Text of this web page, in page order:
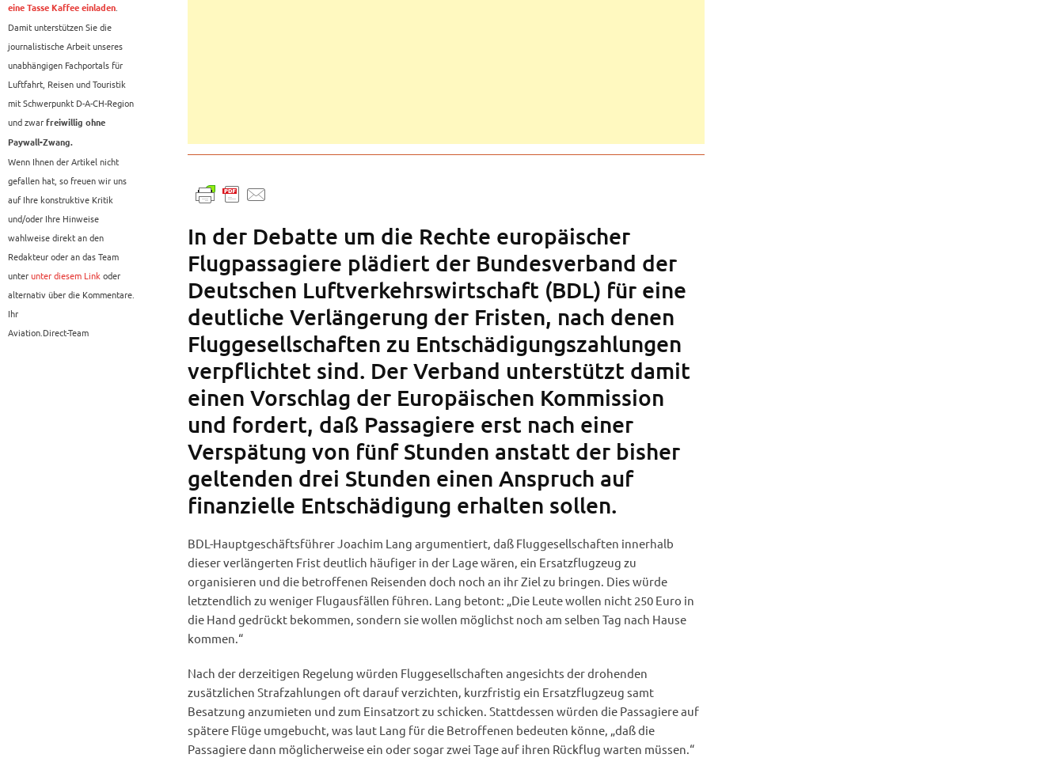
eine Tasse Kaffee einladen.
Damit unterstützen Sie die
journalistische Arbeit unseres
unabhängigen Fachportals für
Luftfahrt, Reisen und Touristik
mit Schwerpunkt D-A-CH-Region
und zwar freiwillig ohne
Paywall-Zwang.
Wenn Ihnen der Artikel nicht
gefallen hat, so freuen wir uns
auf Ihre konstruktive Kritik
und/oder Ihre Hinweise
wahlweise direkt an den
Redakteur oder an das Team
unterunter diesem Linkoder
alternativ über die Kommentare.
Ihr
Aviation.Direct-Team
In der Debatte um die Rechte europäischer
Flugpassagiere plädiert der Bundesverband der
Deutschen Luftverkehrswirtschaft (BDL) für eine
deutliche Verlängerung der Fristen, nach denen
Fluggesellschaften zu Entschädigungszahlungen
verpflichtet sind. Der Verband unterstützt damit
einen Vorschlag der Europäischen Kommission
und fordert, daß Passagiere erst nach einer
Verspätung von fünf Stunden anstatt der bisher
geltenden drei Stunden einen Anspruch auf
finanzielle Entschädigung erhalten sollen.
BDL-Hauptgeschäftsführer Joachim Lang argumentiert, daß Fluggesellschaften innerhalb
dieser verlängerten Frist deutlich häufiger in der Lage wären, ein Ersatzflugzeug zu
organisieren und die betroffenen Reisenden doch noch an ihr Ziel zu bringen. Dies würde
letztendlich zu weniger Flugausfällen führen. Lang betont: „Die Leute wollen nicht 250 Euro in
die Hand gedrückt bekommen, sondern sie wollen möglichst noch am selben Tag nach Hause
kommen.“
Nach der derzeitigen Regelung würden Fluggesellschaften angesichts der drohenden
zusätzlichen Strafzahlungen oft darauf verzichten, kurzfristig ein Ersatzflugzeug samt
Besatzung anzumieten und zum Einsatzort zu schicken. Stattdessen würden die Passagiere auf
spätere Flüge umgebucht, was laut Lang für die Betroffenen bedeuten könne, „daß die
Passagiere dann möglicherweise ein oder sogar zwei Tage auf ihren Rückflug warten müssen.“